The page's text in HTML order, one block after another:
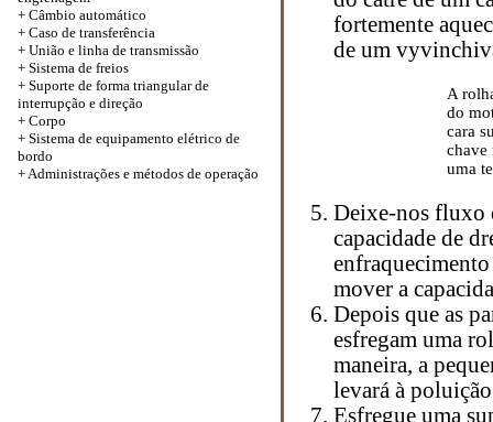
+ Câmbio automático
+ Caso de transferência
+ União e linha de transmissão
+ Sistema de freios
+ Suporte de forma triangular de
interrupção e direção
+ Corpo
+ Sistema de equipamento elétrico de
bordo
+ Administrações e métodos de operação
fortemente
de um
A
do
cara
chave
uma
Deixe-nos fluxo
capacidade de
enfraquecimento
mover a
Depois que as
esfregam uma
maneira, a
levará à
Esfregue uma